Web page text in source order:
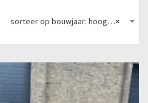
×
sorteer op bouwjaar: hoog naar laag